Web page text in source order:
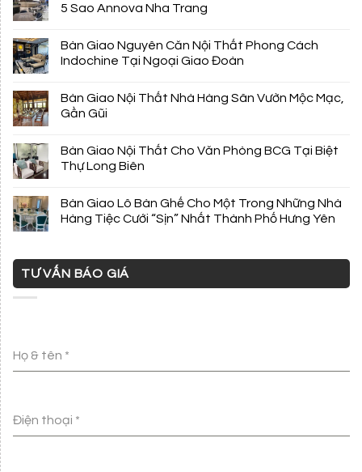
5 Sao Annova Nha Trang
Bàn Giao Nguyên Căn Nội Thất Phong Cách
Indochine Tại Ngoại Giao Đoàn
Bàn Giao Nội Thất Nhà Hàng Sân Vườn Mộc Mạc,
Gần Gũi
Bàn Giao Nội Thất Cho Văn Phòng BCG Tại Biệt
Thự Long Biên
Bàn Giao Lô Bàn Ghế Cho Một Trong Những Nhà
Hàng Tiệc Cưới “Sịn” Nhất Thành Phố Hưng Yên
TƯ VẤN BÁO GIÁ
Họ & tên *
Điện thoại *